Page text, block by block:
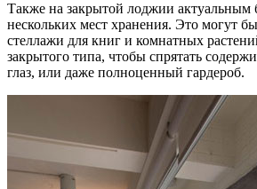
Также на закрытой лоджии актуальным
нескольких мест хранения. Это могут
стеллажи для книг и комнатных
закрытого типа, чтобы спрятать
глаз, или даже полноценный гардероб.